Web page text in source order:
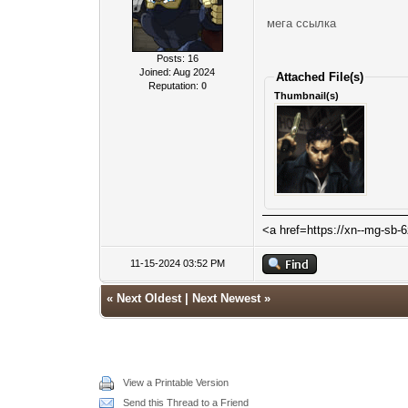
Posts: 16
Joined: Aug 2024
Reputation: 0
мега ссылка
Attached File(s)
Thumbnail(s)
<a href=https://xn--mg-sb-
11-15-2024 03:52 PM
« Next Oldest Next Newest »
View a Printable Version
Send this Thread to a Friend